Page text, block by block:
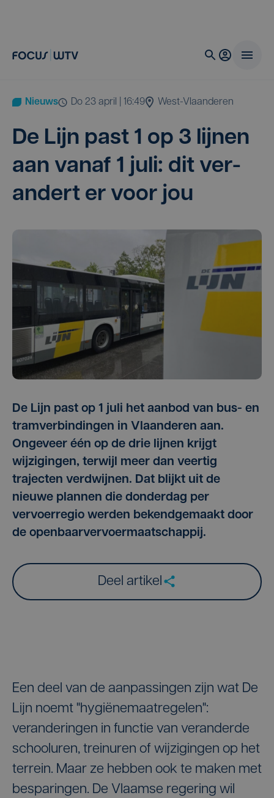
Nieuws do 23 april | 16:49 West-Vlaanderen
De Lijn past 1 op 3 lij­nen
aan van­af 1 juli: dit ver­
an­dert er voor jou
De Lijn past op 1 juli het aanbod van bus- en
tramverbindingen in Vlaanderen aan.
Ongeveer één op de drie lijnen krijgt
wijzigingen, terwijl meer dan veertig
trajecten verdwijnen. Dat blijkt uit de
nieuwe plannen die donderdag per
vervoerregio werden bekendgemaakt door
de openbaarvervoermaatschappij.
Deel artikel
Een deel van de aanpassingen zijn wat De
Lijn noemt "hygiënemaatregelen":
veranderingen in functie van veranderde
schooluren, treinuren of wijzigingen op het
terrein. Maar ze hebben ook te maken met
besparingen. De Vlaamse regering wil